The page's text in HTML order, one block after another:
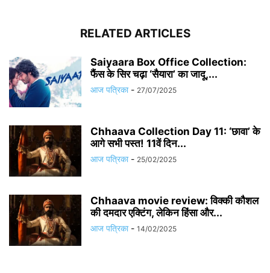
RELATED ARTICLES
Saiyaara Box Office Collection:
फैंस के सिर चढ़ा ‘सैयारा’ का जादू,...
आज पत्रिका - 27/07/2025
Chhaava Collection Day 11: ‘छावा’ के
आगे सभी पस्त! 11वें दिन...
आज पत्रिका - 25/02/2025
Chhaava movie review: विक्की कौशल
की दमदार एक्टिंग, लेकिन हिंसा और...
आज पत्रिका - 14/02/2025